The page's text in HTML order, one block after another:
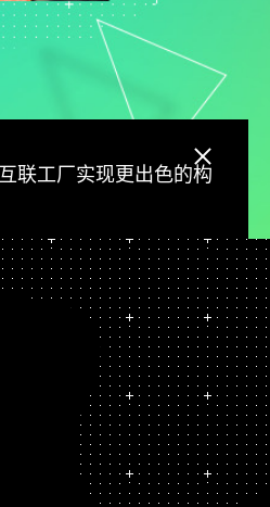
联工厂实现更出色的构